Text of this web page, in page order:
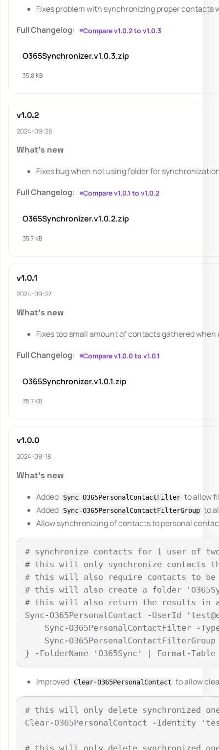
Fixes problem with synchronizing proper contacts
Full Changelog: Compare v1.0.2 to v1.0.3
O365Synchronizer.v1.0.3.zip
35.8 KB
v1.0.2
2024-09-28
What's new
Fixes bug when not using folder for
Full Changelog: Compare v1.0.1 to v1.0.2
O365Synchronizer.v1.0.2.zip
35.7 KB
v1.0.1
2024-09-27
What's new
Fixes too small amount of contacts gathered when
Full Changelog: Compare v1.0.0 to v1.0.1
O365Synchronizer.v1.0.1.zip
35.7 KB
v1.0.0
2024-09-18
What's new
Added
Sync-O365PersonalContactFilter to allow
Added
Sync-O365PersonalContactFilterGroup to
Allow synchronizing of contacts to personal
# synchronize contacts for 1 user of
# this will only synchronize contacts
# this will also require contacts to be in
# this will also create a folder
# this will also return the results in
Sync-O365PersonalContact -UserId
Sync-O365PersonalContactFilter -
Sync-
Improved Clear-O365PersonalContact to allow
# this will only delete synchronized
Clear-O365PersonalContact -Identity